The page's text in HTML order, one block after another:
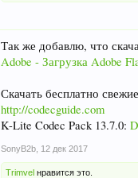
Так же добавлю, что
Adobe - Загрузка Adobe
Скачать бесплатно
http://codecguide.com
K-Lite Codec Pack 13.7.0:
SonyB2b 12 дек 2017
Trimvel нравится это.